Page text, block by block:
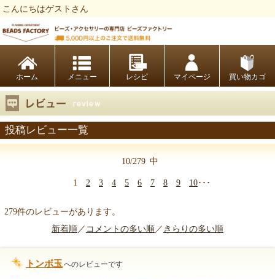
こんにちはゲストさん
ホーム レシピ マイページ 買い物カゴ
投稿レビュー一覧
10/279 中
1 2 3 4 5 6 7 8 9 10･･･
279件のレビューがあります。
新着順／ コメントの多い順／ きらりの多い順
トンボ玉 へのレビューです